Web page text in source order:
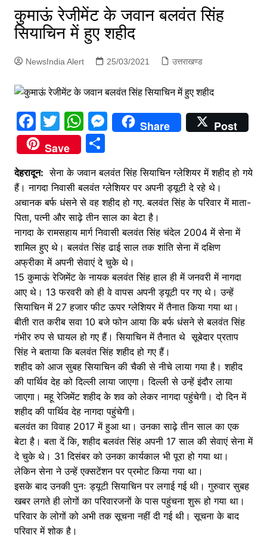
कुमाऊं रेजीमेंट के जवान बलवंत सिंह
सियाचिन में हुए शहीद
NewsIndia Alert 25/03/2021 उत्तराखण्ड
F
a
c
e
b
o
o
k
T
w
itt
er
W
h
at
s
A
p
p
M
e
s
e
n
g
er
Share
Post
Save
S
h
ar
e
देहरादून: सेना के जवान बलवंत सिंह सियाचिन ग्लेशियर में शहीद हो गये
हैं। नागदा निवासी बलवंत ग्लेशियर पर अपनी ड्यूटी दे रहे थे।
अचानक बर्फ धंसने से वह शहीद हो गए. बलवंत सिंह के परिवार में माता-
पिता, पत्नी और साढ़े तीन साल का बेटा है।
नागदा के रामसहाय मार्ग निवासी बलवंत सिंह चंदेल 2004 में सेना में
शामिल हुए थे। बलवंत सिंह ढाई साल तक शांति सेना में दक्षिण
अफ्रीका में अपनी सेवाएं दे चुके थे।
15 कुमाऊं रेजिमेंट के नायक बलवंत सिंह हाल ही में जनवरी में नागदा
आए थे। 13 फरवरी को ही वे वापस अपनी ड्यूटी पर गए थे। उन्हें
सियाचिन में 27 हजार फीट ऊपर ग्लेशियर में तैनात किया गया था।
बीती रात करीब सवा 10 बजे फोन आया कि बर्फ धंसने से बलवंत सिंह
गंभीर रुप से घायल हो गए हैं। सियाचिन में तैनात थे सूबेदार प्रताप
सिंह ने बताया कि बलवंत सिंह शहीद हो गए हैं।
शहीद को आज सुबह सियाचिन की चैकी से नीचे लाया गया है। शहीद
की पार्थिव देह को दिल्ली लाया जाएगा। दिल्ली से उन्हें इंदौर लाया
जाएगा। महू रेजिमेंट शहीद के शव को लेकर नागदा पहुंचेगी। दो दिन में
शहीद की पार्थिव देह नागदा पहुंचेगी।
बलवंत का विवाह 2017 में हुआ था। उनका साढ़े तीन साल का एक
बेटा है। बता दें कि, शहीद बलवंत सिंह अपनी 17 साल की सेवाएं सेना में
दे चुके थे। 31 दिसंबर को उनका कार्यकाल भी पूरा हो गया था।
लेकिन सेना ने उन्हें एक्सटेंशन पर प्रमोट किया गया था।
इसके बाद उनकी पुनः ड्यूटी सियाचिन पर लगाई गई थी। गुरुवार सुबह
खबर लगते ही लोगों का परिवारजनों के पास पहुंचना शुरू हो गया था।
परिवार के लोगों को अभी तक सूचना नहीं दी गई थी। सूचना के बाद
परिवार में शोक है।